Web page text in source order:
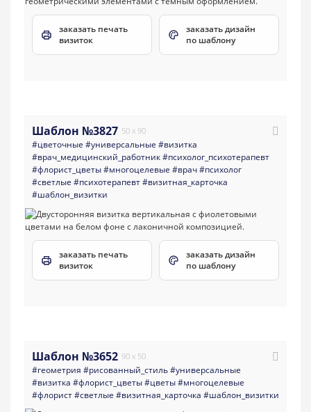
заказать печать
визиток
заказать дизайн
по шаблону
Шаблон №3827 50 x 90
#цветочные #универсальные #визитка
#врач_медицинский_работник#психолог_психотерапевт
#флорист_цветы#многоцелевые #врач#психолог
#светлые #психотерапевт#визитная_карточка
#шаблон_визитки
заказать печать
визиток
заказать дизайн
по шаблону
Шаблон №3652 90 x 50
#геометрия #рисованный_стиль#универсальные
#визитка #флорист_цветы#цветы#многоцелевые
#флорист#светлые #визитная_карточка #шаблон_визитки